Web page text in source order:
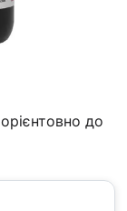
до